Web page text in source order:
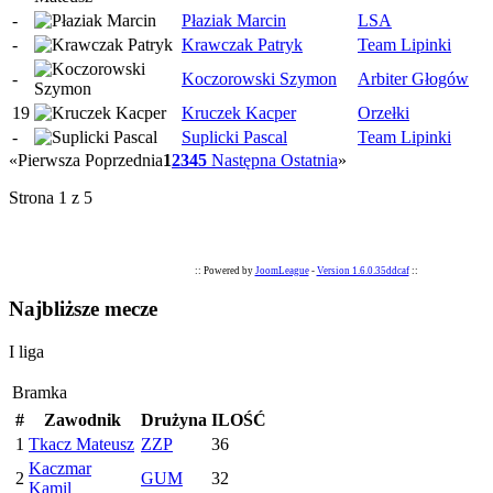
-
Płaziak Marcin LSA
-
Krawczak Patryk Team Lipinki
-
Koczorowski Szymon Arbiter Głogów
19
Kruczek Kacper Orzełki
-
Suplicki Pascal Team Lipinki
«Pierwsza Poprzednia12345 Następna Ostatnia»
Strona 1 z 5
:: Powered by JoomLeague- Version 1.6.0.35ddcaf::
Najbliższe mecze
I liga
Bramka
#
Zawodnik Drużyna ILOŚĆ
1 Tkacz Mateusz ZZP
36
2
Kaczmar
Kamil
GUM
32